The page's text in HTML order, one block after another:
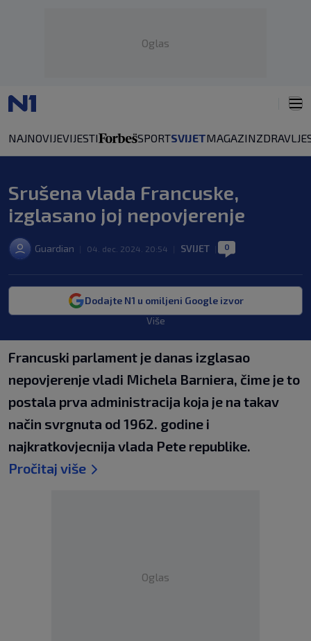
Oglas
NAJNOVIJEVIJESTI SPORTSVIJETMAGAZINZDRAVLJE
Srušena vlada Francuske,
izglasano joj nepovjerenje
Guardian 04. dec. 2024. 20:54 SVIJET 0
Dodajte N1 u omiljeni Google izvor
Više
Francuski parlament je danas izglasao
nepovjerenje vladi Michela Barniera, čime je to
postala prva administracija koja je na takav
način svrgnuta od 1962. godine i
najkratkovjecnija vlada Pete republike.
Pročitaj više
Oglas